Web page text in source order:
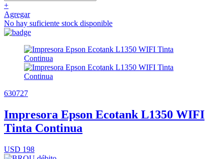
+
Agregar
No hay suficiente stock disponible
630727
Impresora Epson Ecotank L1350 WIFI
Tinta Continua
USD 198